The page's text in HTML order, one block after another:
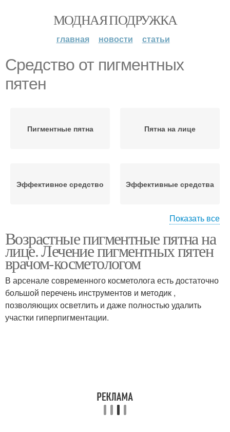
МОДНАЯ ПОДРУЖКА
главная новости статьи
Средство от пигментных
пятен
Пигментные пятна Пятна на лице
Эффективное средство Эффективные средства
пигментных пятен
Коричневые пятна
Мазь от пигментных
пятен
Аптечные средства
Показать все
Возрастные пигментные пятна на
лице. Лечение пигментных пятен
врачом-косметологом
В арсенале современного косметолога есть достаточно
большой перечень инструментов и методик ,
позволяющих осветлить и даже полностью удалить
участки гиперпигментации.